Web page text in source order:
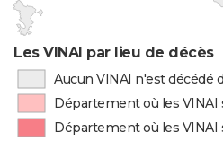
Les VINAI par lieu de décès
Aucun VINAI n'est décédé
Département où les
Département où les VINAI